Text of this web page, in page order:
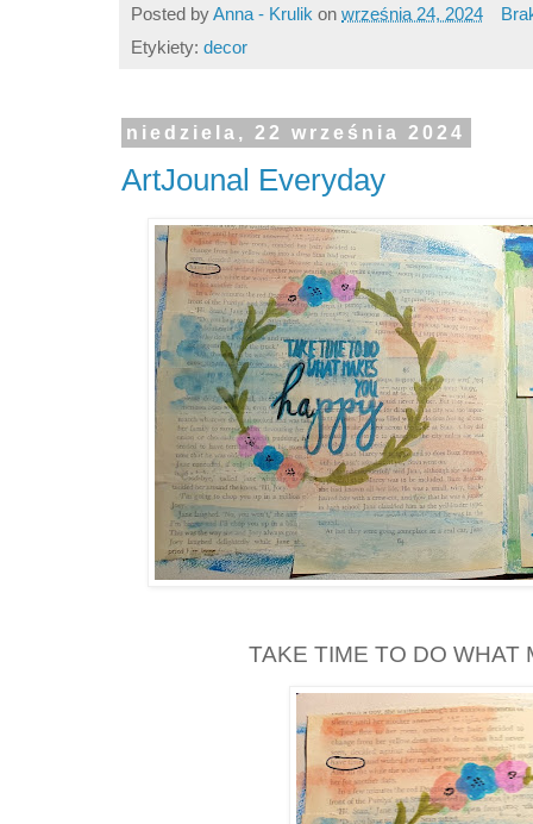
Posted byAnna - Krulik on września 24, 2024
Etykiety: decor
niedziela, 22 września 2024
ArtJounal Everyday
TAKE TIME TO DO WHAT